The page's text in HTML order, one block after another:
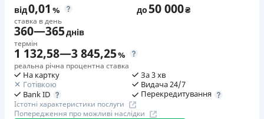
від0,01 %
ставка в день
до50 000₴
360—365днів
термін
1 132,58—3 845,25%
реальна річна процентна ставка
На картку
Готівкою
Bank ID
За 3 хв
Видача 24/7
Перекредитування
Істотні характеристики послуги
Попередження про можливі наслідки